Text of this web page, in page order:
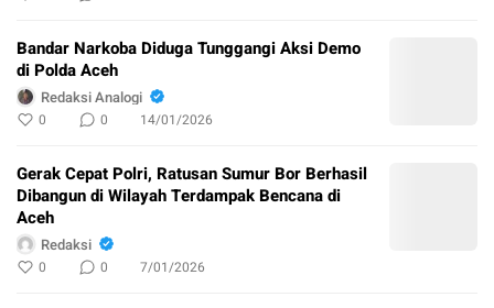
Bandar Narkoba Diduga Tunggangi Aksi Demo
di Polda Aceh
Redaksi Analogi
0 0 14/01/2026
Gerak Cepat Polri, Ratusan Sumur Bor Berhasil
Dibangun di Wilayah Terdampak Bencana di
Aceh
Redaksi
0 0 7/01/2026